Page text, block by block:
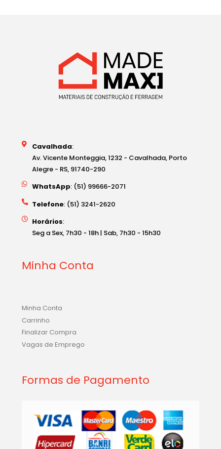
Cavalhada
Av. Vicente Monteggia, 1232 - Cavalhada, Porto
Alegre - RS, 91740-290
WhatsApp: (51) 99666-2071
Telefone
: (51) 3241-2620
Horários:
Seg a Sex, 7h30 - 18h | Sab, 7h30 - 15h30
Minha Conta
Minha Conta
Carrinho
Finalizar Compra
Vagas de Emprego
Formas de Pagamento